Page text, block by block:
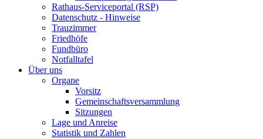
Rathaus-Serviceportal (RSP)
Datenschutz - Hinweise
Trauzimmer
Friedhöfe
Fundbüro
Notfalltafel
Über uns
Organe
Vorsitz
Gemeinschaftsversammlung
Sitzungen
Lage und Anreise
Statistik und Zahlen